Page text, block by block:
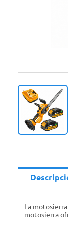
La
motosierra